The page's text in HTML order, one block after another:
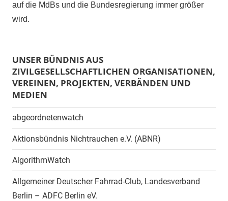
auf die MdBs und die Bundesregierung immer größer
wird.
UNSER BÜNDNIS AUS
ZIVILGESELLSCHAFTLICHEN ORGANISATIONEN,
VEREINEN, PROJEKTEN, VERBÄNDEN UND
MEDIEN
abgeordnetenwatch
Aktionsbündnis Nichtrauchen e.V. (ABNR)
AlgorithmWatch
Allgemeiner Deutscher Fahrrad-Club, Landesverband
Berlin – ADFC Berlin eV.